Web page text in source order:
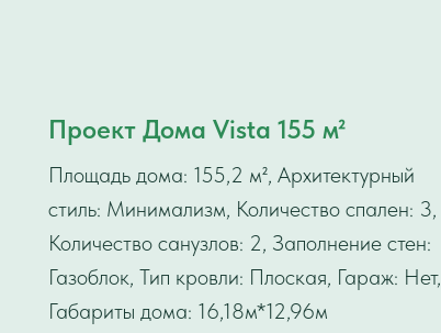
Проект Дома Vista 155 м²
Площадь дома: 155,2 м², Архитектурный
стиль: Минимализм, Количество спален: 3,
Количество санузлов: 2, Заполнение стен:
Газоблок, Тип кровли: Плоская, Гараж: Нет,
Габариты дома: 16,18м*12,96м